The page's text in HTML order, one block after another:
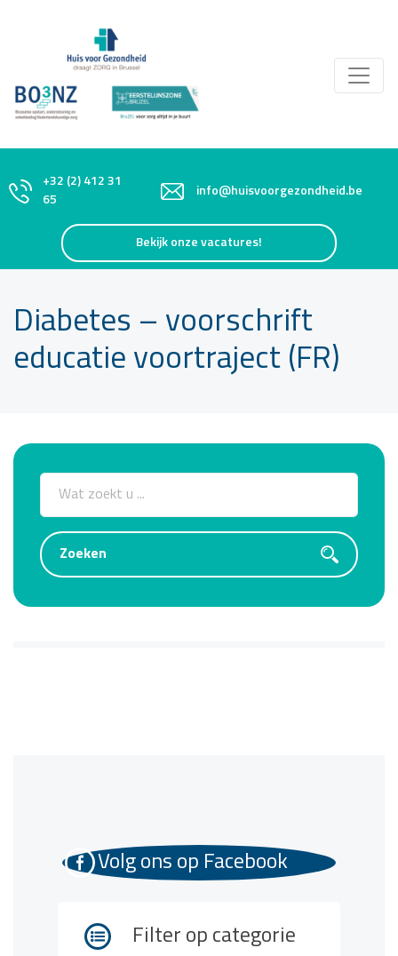
+32 (2) 412 31
65
info@huisvoorgezondheid.be
Bekijk onze vacatures!
Diabetes – voorschrift
educatie voortraject (FR)
Filter op categorie
Volg ons op Facebook